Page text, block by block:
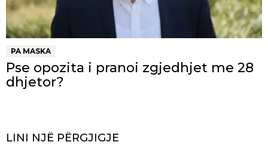
PA MASKA
Pse opozita i pranoi zgjedhjet me 28
dhjetor?
LINI NJË PËRGJIGJE